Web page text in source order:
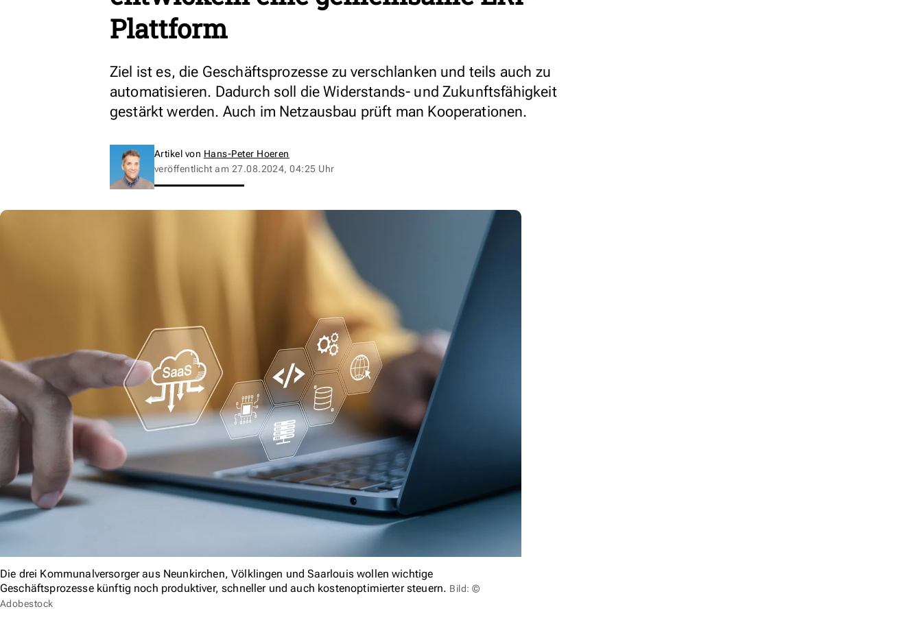
Plattform
Ziel ist es, die Geschäftsprozesse zu verschlanken und teils auch zu
automatisieren. Dadurch soll die Widerstands- und Zukunftsfähigkeit
gestärkt werden. Auch im Netzausbau prüft man Kooperationen.
Artikel von Hans-Peter Hoeren
veröffentlicht am 27.08.2024, 04:25 Uhr
Die drei Kommunalversorger aus Neunkirchen, Völklingen und Saarlouis wollen wichtige
Geschäftsprozesse künftig noch produktiver, schneller und auch kostenoptimierter steuern. Bild: ©
Adobestock